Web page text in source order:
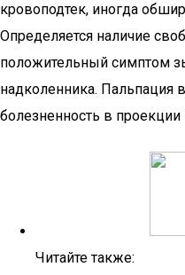
кровоподтек, иногда
Определяется наличие
положительный симптом
надколенника. Пальпация
болезненность в
Читайте также: